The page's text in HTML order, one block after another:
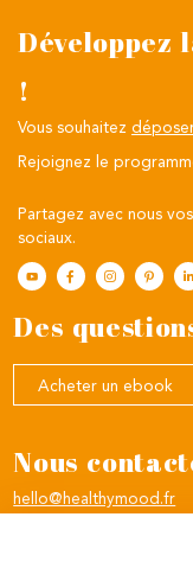
Développez
!
Vous souhaitez
Rejoignez le
Partagez avec nous
sociaux.
Des
Acheter un ebook
Nous
hello@healthymood.fr